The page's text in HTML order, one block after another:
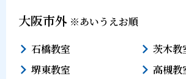
大阪市外 ※あいうえお順
石橋教室
茨木教
堺東教室
高槻教